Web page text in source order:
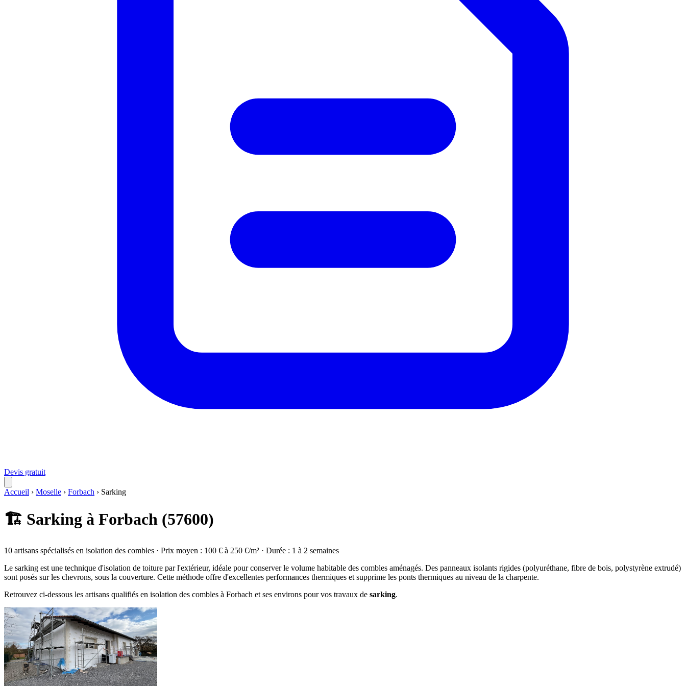
Devis gratuit
Accueil › Moselle › Forbach › Sarking
🏗️ Sarking à Forbach (57600)
10 artisans spécialisés en isolation des combles · Prix moyen : 100 € à 250 €/m² · Durée : 1 à 2 semaines
Le sarking est une technique d'isolation de toiture par l'extérieur, idéale pour conserver le volume habitable des combles aménagés. Des panneaux isolants rigides (polyuréthane, fibre de bois, polystyrène extrudé)
sont posés sur les chevrons, sous la couverture. Cette méthode offre d'excellentes performances thermiques et supprime les ponts thermiques au niveau de la charpente.
Retrouvez ci-dessous les artisans qualifiés en isolation des combles à Forbach et ses environs pour vos travaux de sarking.